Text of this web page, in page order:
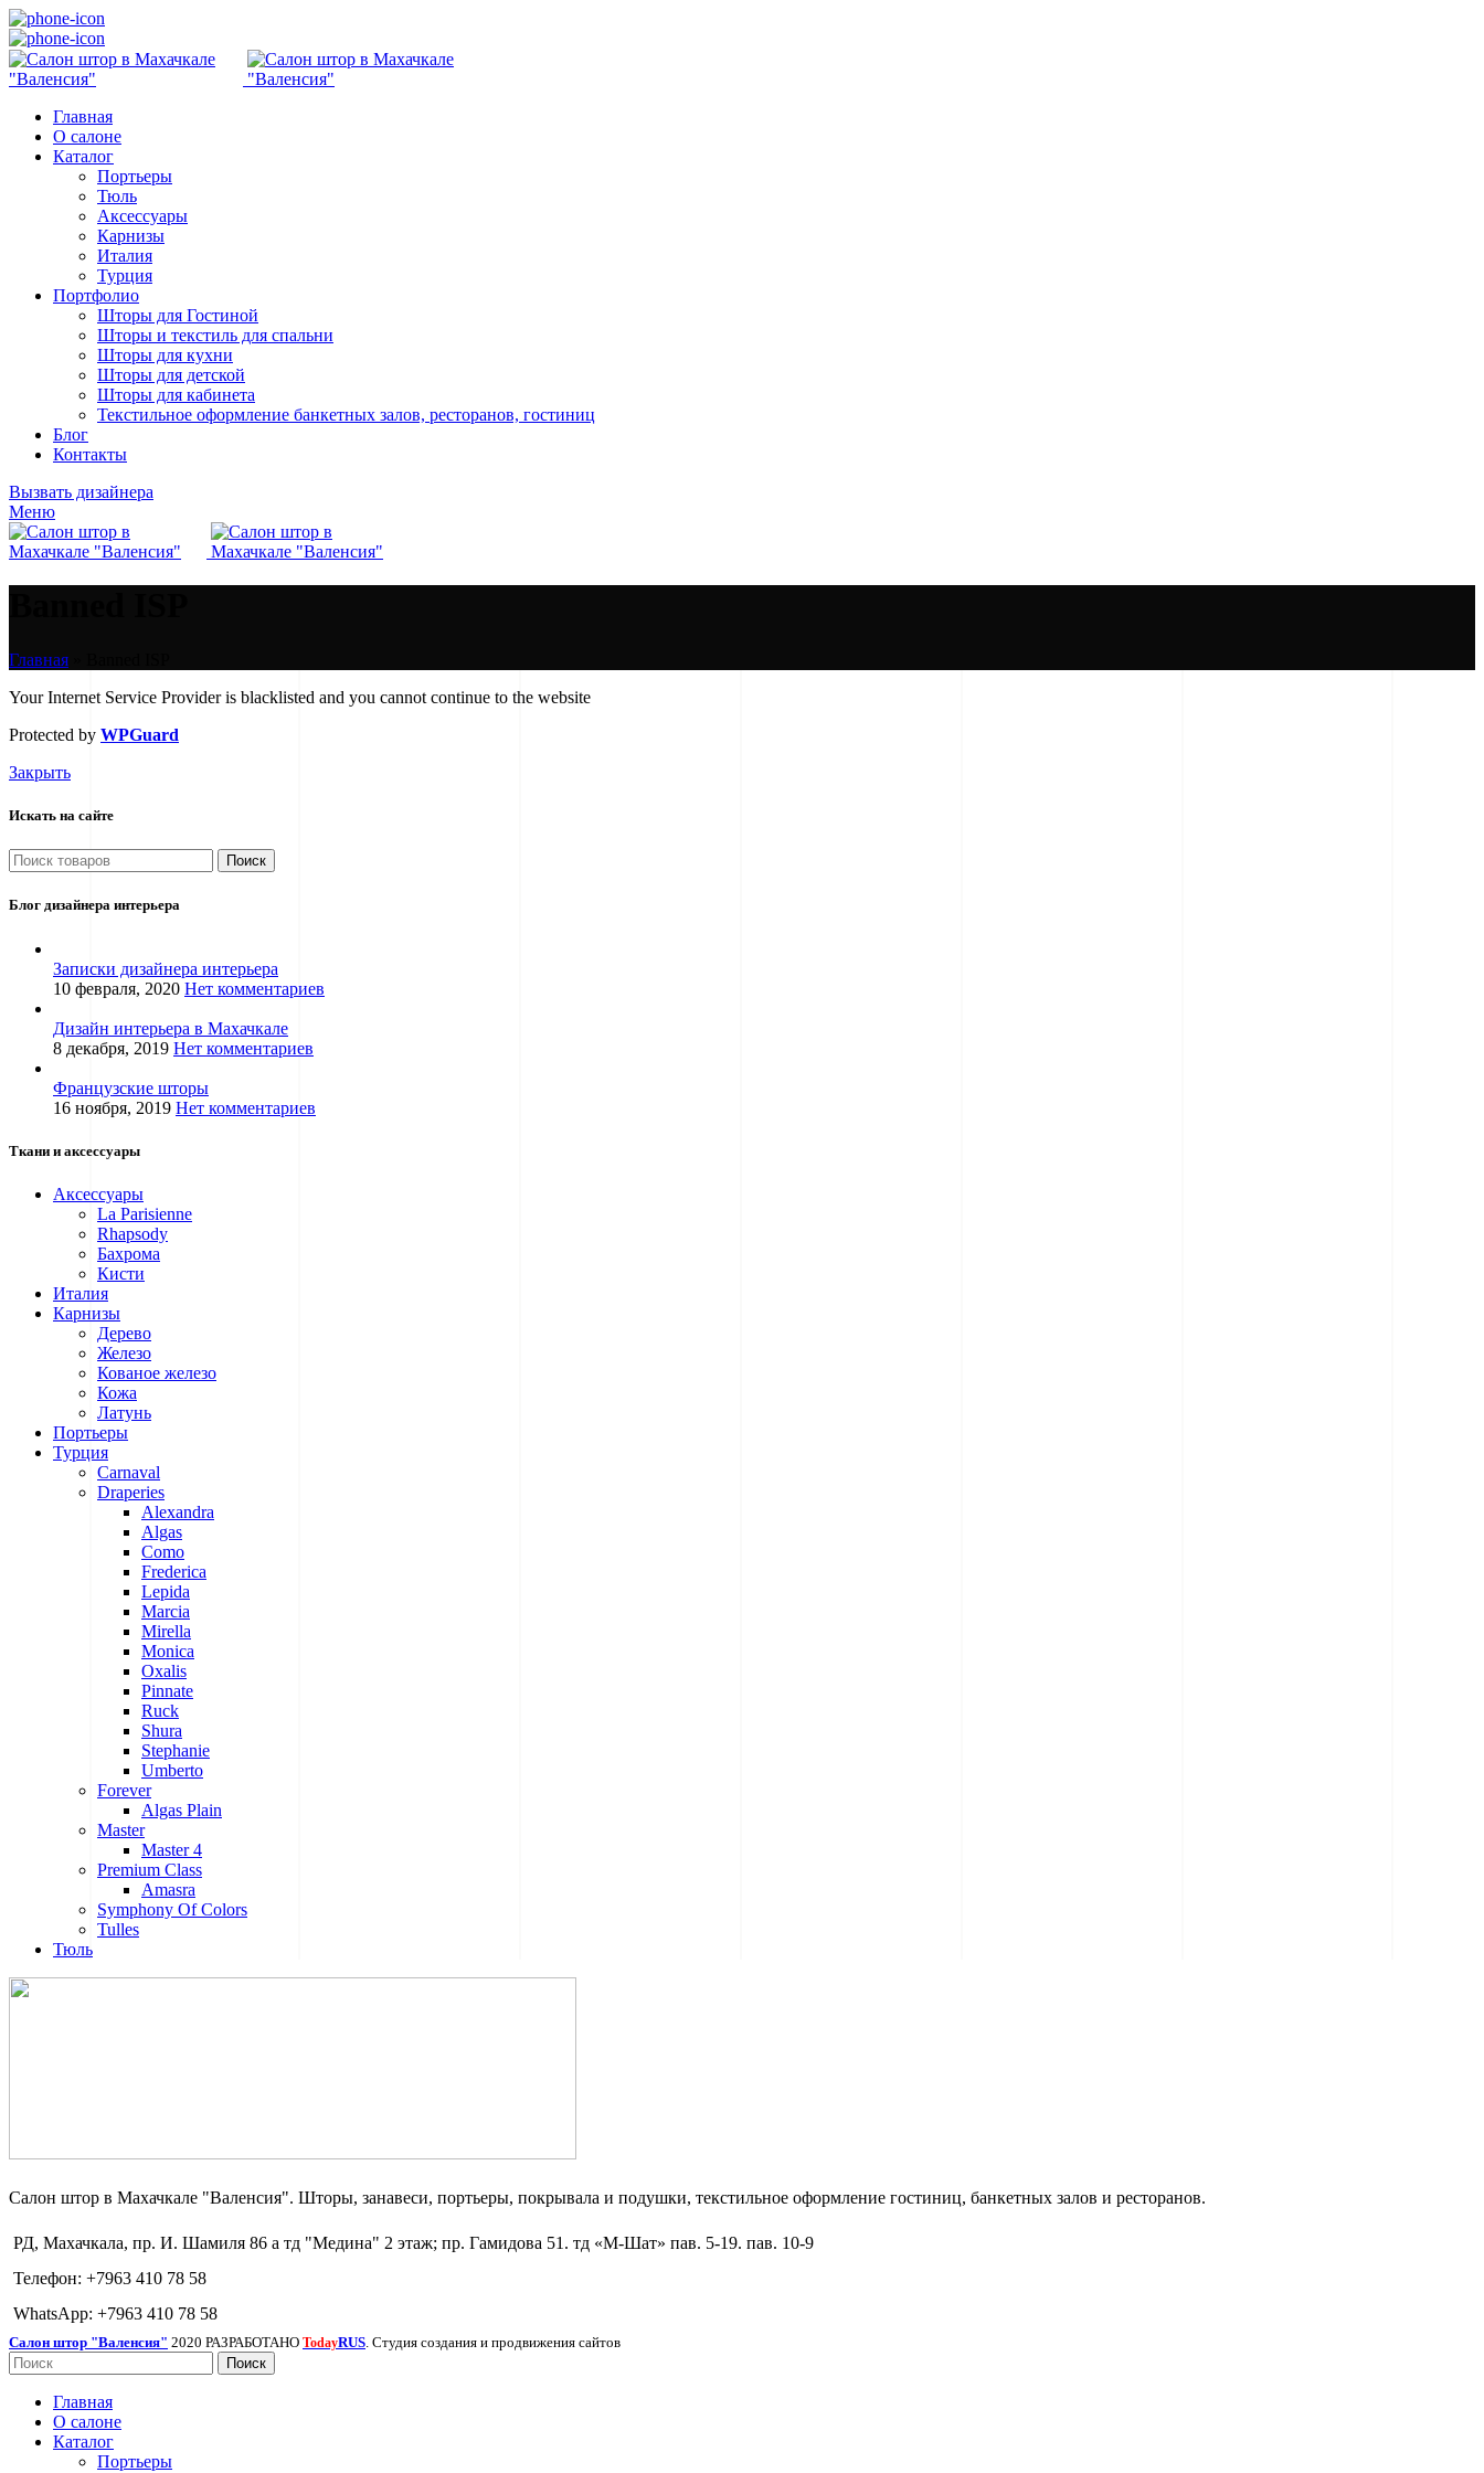
Главная
О салоне
Каталог
Портьеры
Тюль
Аксессуары
Карнизы
Италия
Турция
Портфолио
Шторы для Гостиной
Шторы и текстиль для спальни
Шторы для кухни
Шторы для детской
Шторы для кабинета
Текстильное оформление банкетных залов, ресторанов, гостиниц
Блог
Контакты
Вызвать дизайнера
Меню
Главная
Your Internet Service Provider is blacklisted and you cannot continue to the website
Protected by WPGuard
Закрыть
Искать на сайте
Поиск
Блог дизайнера интерьера
Записки дизайнера интерьера
10 февраля, 2020 Нет комментариев
Дизайн интерьера в Махачкале
8 декабря, 2019 Нет комментариев
Французские шторы
16 ноября, 2019 Нет комментариев
Ткани и аксессуары
Аксессуары
La Parisienne
Rhapsody
Бахрома
Кисти
Италия
Карнизы
Дерево
Железо
Кованое железо
Кожа
Латунь
Портьеры
Турция
Carnaval
Draperies
Alexandra
Algas
Como
Frederica
Lepida
Marcia
Mirella
Monica
Oxalis
Pinnate
Ruck
Shura
Stephanie
Umberto
Forever
Algas Plain
Master
Master 4
Premium Class
Amasra
Symphony Of Colors
Tulles
Тюль
Салон штор в Махачкале "Валенсия". Шторы, занавеси, портьеры, покрывала и подушки, текстильное оформление гостиниц, банкетных залов и ресторанов.
РД, Махачкала, пр. И. Шамиля 86 а тд "Медина" 2 этаж; пр. Гамидова 51. тд «М-Шат» пав. 5-19. пав. 10-9
Телефон: +7963 410 78 58
WhatsApp: +7963 410 78 58
Салон штор "Валенсия" 2020 РАЗРАБОТАНО TodayRUS . Студия создания и продвижения сайтов
Поиск
Главная
О салоне
Каталог
Портьеры